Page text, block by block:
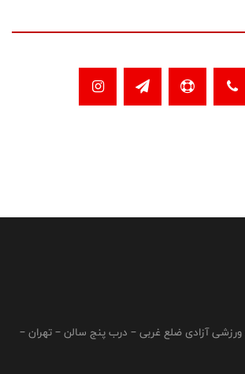
ورزشی آزادی ضلع غربی – درب پنج سالن – تهران –